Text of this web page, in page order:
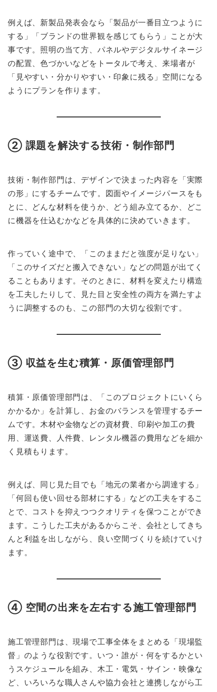
例えば、新製品発表会なら「製品が一番目立つように
する」「ブランドの世界観を感じてもらう」ことが大
事です。照明の当て方、パネルやデジタルサイネージ
の配置、色づかいなどをトータルで考え、来場者が
「見やすい・分かりやすい・印象に残る」空間になる
ようにプランを作ります。
② 課題を解決する技術・制作部門
技術・制作部門は、デザインで決まった内容を「実際
の形」にするチームです。図面やイメージパースをも
とに、どんな材料を使うか、どう組み立てるか、どこ
に機器を仕込むかなどを具体的に決めていきます。
作っていく途中で、「このままだと強度が足りない」
「このサイズだと搬入できない」などの問題が出てく
ることもあります。そのときに、材料を変えたり構造
を工夫したりして、見た目と安全性の両方を満たすよ
うに調整するのも、この部門の大切な役割です。
③ 収益を生む積算・原価管理部門
積算・原価管理部門は、「このプロジェクトにいくら
かかるか」を計算し、お金のバランスを管理するチー
ムです。木材や金物などの資材費、印刷や加工の費
用、運送費、人件費、レンタル機器の費用などを細か
く見積もります。
例えば、同じ見た目でも「地元の業者から調達する」
「何回も使い回せる部材にする」などの工夫をするこ
とで、コストを抑えつつクオリティを保つことができ
ます。こうした工夫があるからこそ、会社としてきち
んと利益を出しながら、良い空間づくりを続けていけ
ます。
④ 空間の出来を左右する施工管理部門
施工管理部門は、現場で工事全体をまとめる「現場監
督」のような役割です。いつ・誰が・何をするかとい
うスケジュールを組み、木工・電気・サイン・映像な
ど、いろいろな職人さんや協力会社と連携しながら工